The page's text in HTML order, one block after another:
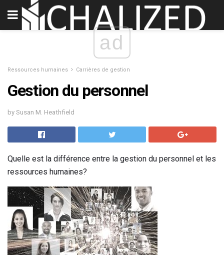
ad
Ressources humaines Carrières de gestion
Gestion du personnel
by Susan M. Heathfield
Quelle est la différence entre la gestion du personnel et les
ressources humaines?